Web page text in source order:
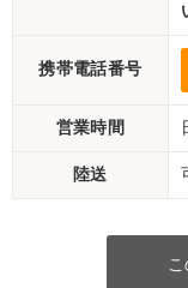
携帯電話番号
営業時間
陸送